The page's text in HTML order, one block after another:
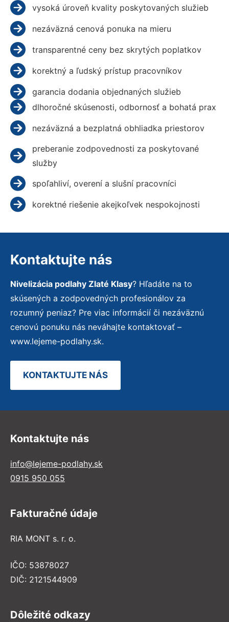
vysoká úroveň kvality poskytovaných služieb
nezáväzná cenová ponuka na mieru
transparentné ceny bez skrytých poplatkov
korektný a ľudský prístup pracovníkov
garancia dodania objednaných služieb
dlhoročné skúsenosti, odbornosť a bohatá prax
nezáväzná a bezplatná obhliadka priestorov
preberanie zodpovednosti za poskytované
služby
spoľahliví, overení a slušní pracovníci
korektné riešenie akejkoľvek nespokojnosti
Kontaktujte nás
Nivelizácia podlahy Zlaté Klasy? Hľadáte na to
skúsených a zodpovedných profesionálov za
rozumný peniaz? Pre viac informácií či nezáväznú
cenovú ponuku nás neváhajte kontaktovať –
www.lejeme-podlahy.sk.
KONTAKTUJTE NÁS
Kontaktujte nás
info@lejeme-podlahy.sk
0915 950 055
Fakturačné údaje
RIA MONT s. r. o.
IČO: 53878027
DIČ: 2121544909
Dôležité odkazy